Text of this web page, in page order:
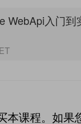
WebApi入门到
本课程。如果